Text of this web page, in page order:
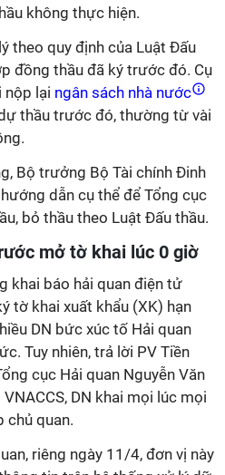
không thực hiện.
theo quy định của Luật Đấu
đồng thầu đã ký trước đó. Cụ
nộp lại ngân sách nhà nước
thầu trước đó, thường từ vài
Bộ trưởng Bộ Tài chính Đinh
dẫn cụ thể để Tổng cục
bỏ thầu theo Luật Đấu thầu.
mở tờ khai lúc 0 giờ
khai báo hải quan điện tử
tờ khai xuất khẩu (XK) hạn
DN bức xúc tố Hải quan
Tuy nhiên, trả lời PV Tiền
cục Hải quan Nguyễn Văn
DN khai mọi lúc mọi
chủ quan.
riêng ngày 11/4, đơn vị này